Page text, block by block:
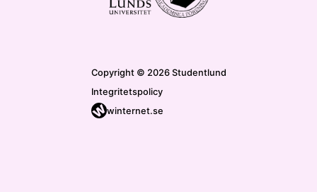
Copyright © 2026 Studentlund
Integritetspolicy
winternet.se